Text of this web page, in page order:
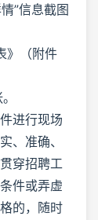
”信息截图
》（附件
进行现场
、准确、
穿招聘工
件或弄虚
的，随时